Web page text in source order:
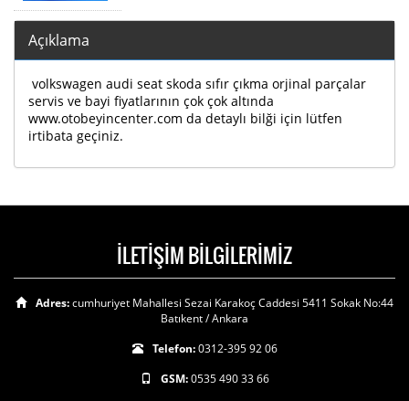
Açıklama
volkswagen audi seat skoda sıfır çıkma orjinal parçalar
servis ve bayi fiyatlarının çok çok altında
www.otobeyincenter.com da detaylı bilği için lütfen
irtibata geçiniz.
İLETİŞİM BİLGİLERİMİZ
Adres:cumhuriyet Mahallesi Sezai Karakoç Caddesi 5411 Sokak No:44
Batıkent / Ankara
Telefon:0312-395 92 06
GSM:0535 490 33 66